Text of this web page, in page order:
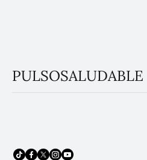
PULSOSALUDABLE